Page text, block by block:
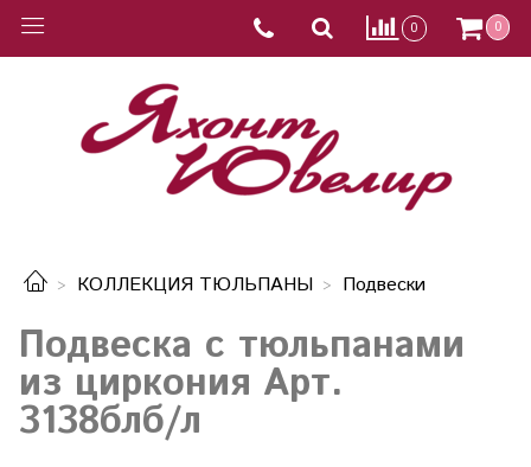
0 0
КОЛЛЕКЦИЯ ТЮЛЬПАНЫ Подвески
Подвеска с тюльпанами
из циркония Арт.
3138блб/л